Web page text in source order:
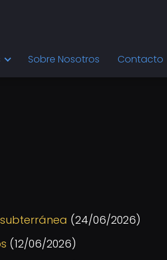
Sobre Nosotros Contacto
(24/06/2026)
(12/06/2026)